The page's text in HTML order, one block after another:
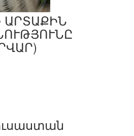
ԱՐՏԱՔԻՆ